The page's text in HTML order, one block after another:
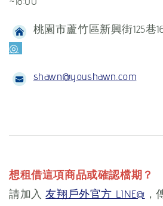
桃園市蘆竹區新興街125巷
◎
shawn@youshawn.com
想租借這項商品或確認檔期？
請加入友翔戶外官方 LINE@ ，